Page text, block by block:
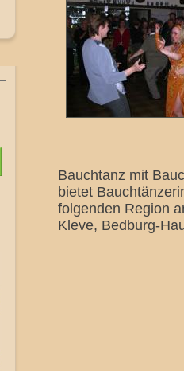
Bauchtanz mit
bietet
folgenden Region
Kleve, Bedburg-